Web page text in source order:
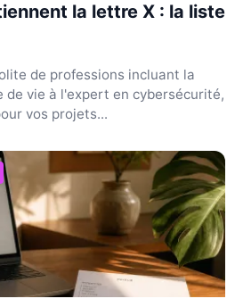
la lettre X : la liste
de professions incluant la
de vie à l'expert en cybersécurité,
vos projets...